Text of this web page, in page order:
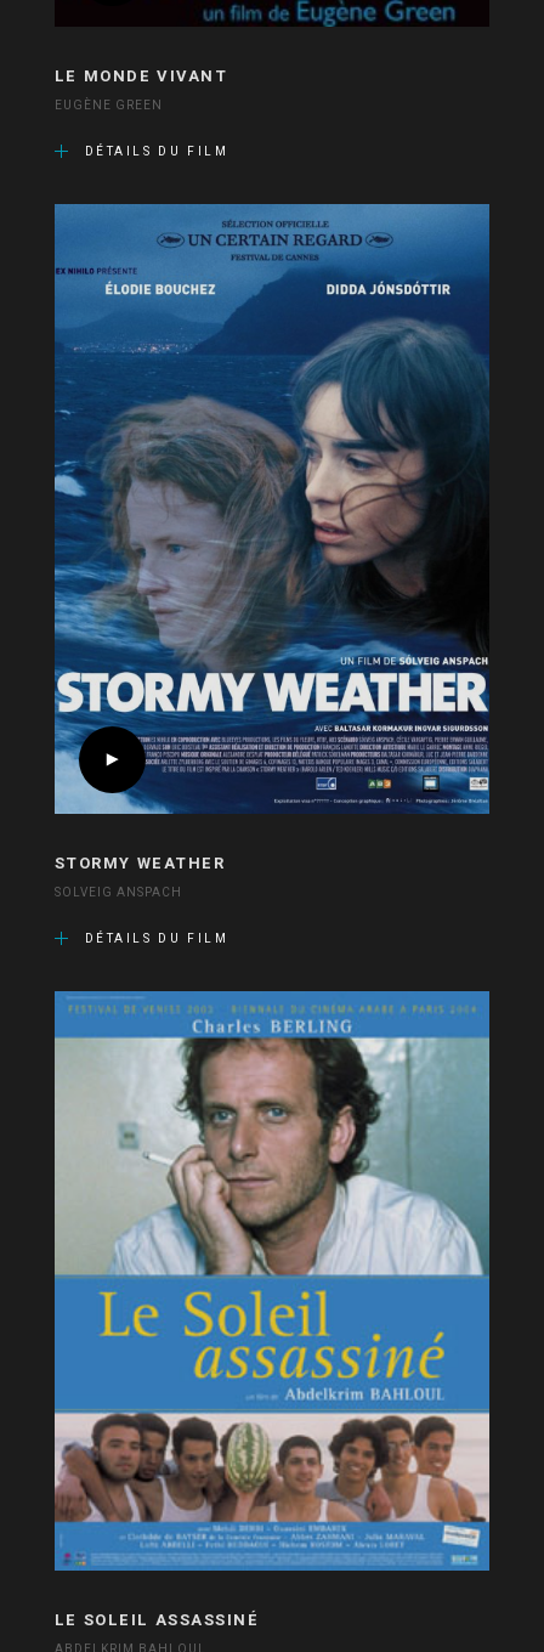
LE MONDE VIVANT
EUGÈNE GREEN
DÉTAILS DU FILM
STORMY WEATHER
SOLVEIG ANSPACH
DÉTAILS DU FILM
LE SOLEIL ASSASSINÉ